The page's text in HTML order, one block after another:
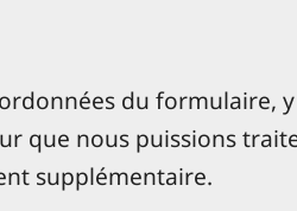
du formulaire,
que nous puissions
supplémentaire.